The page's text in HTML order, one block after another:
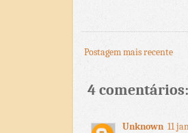
Postagem mais recente
4 comentários:
Unknown 11